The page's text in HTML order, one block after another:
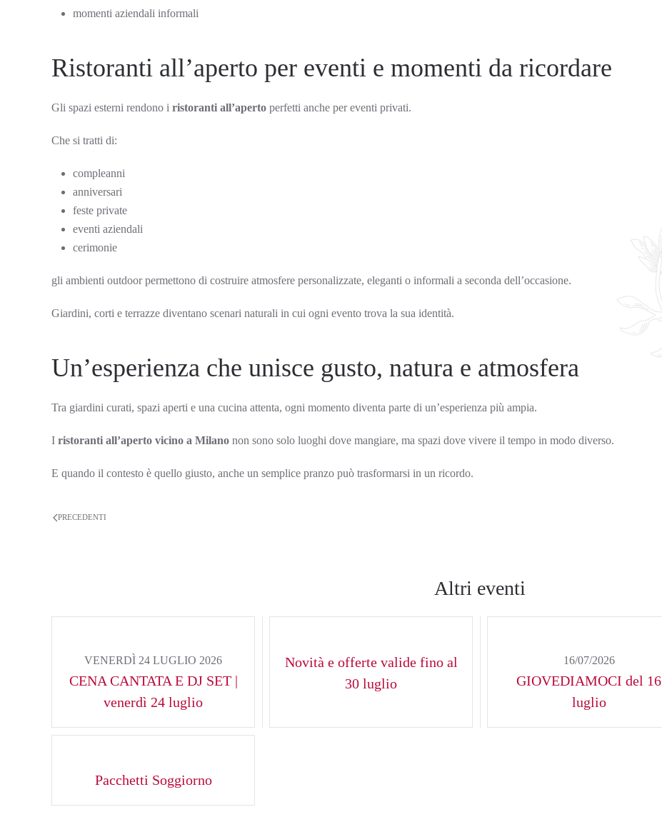
momenti aziendali informali
Ristoranti all’aperto per eventi e momenti da ricordare
Gli spazi esterni rendono i ristoranti all’aperto perfetti anche per eventi privati.
Che si tratti di:
compleanni
anniversari
feste private
eventi aziendali
cerimonie
gli ambienti outdoor permettono di costruire atmosfere personalizzate, eleganti o informali a seconda dell’occasione.
Giardini, corti e terrazze diventano scenari naturali in cui ogni evento trova la sua identità.
Un’esperienza che unisce gusto, natura e atmosfera
Tra giardini curati, spazi aperti e una cucina attenta, ogni momento diventa parte di un’esperienza più ampia.
I ristoranti all’aperto vicino a Milano non sono solo luoghi dove mangiare, ma spazi dove vivere il tempo in modo diverso.
E quando il contesto è quello giusto, anche un semplice pranzo può trasformarsi in un ricordo.
PRECEDENTI
Altri eventi
VENERDÌ 24 LUGLIO 2026
CENA CANTATA E DJ SET |
venerdì 24 luglio
Novità e offerte valide fino al
30 luglio
16/07/2026
GIOVEDIAMOCI del 16
luglio
Pacchetti Soggiorno